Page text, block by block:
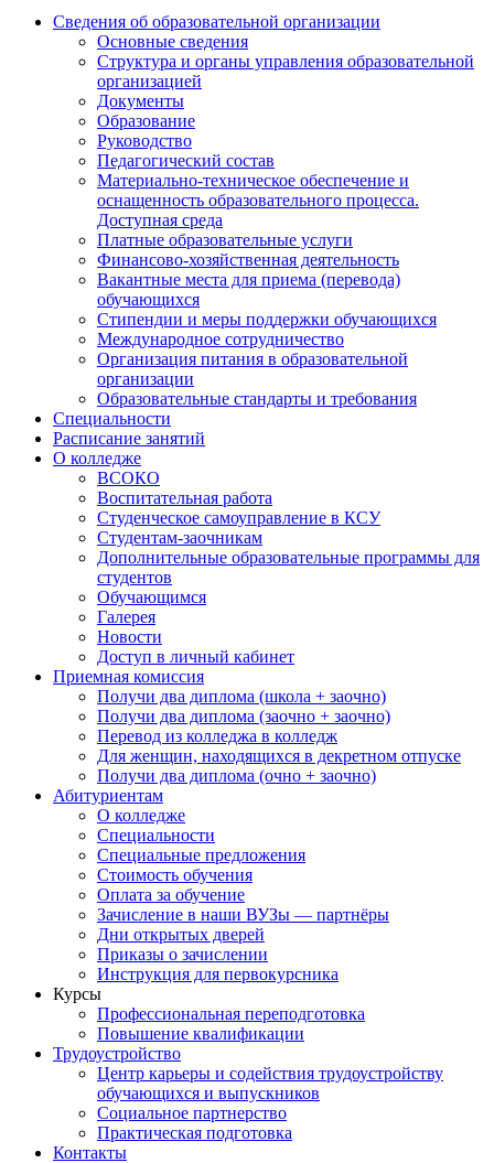
Сведения об образовательной организации
Основные сведения
Структура и органы управления образовательной
организацией
Документы
Образование
Руководство
Педагогический состав
Материально-техническое обеспечение и
оснащенность образовательного процесса.
Доступная среда
Платные образовательные услуги
Финансово-хозяйственная деятельность
Вакантные места для приема (перевода)
обучающихся
Стипендии и меры поддержки обучающихся
Международное сотрудничество
Организация питания в образовательной
организации
Образовательные стандарты и требования
Специальности
Расписание занятий
О колледже
ВСОКО
Воспитательная работа
Студенческое самоуправление в КСУ
Студентам-заочникам
Дополнительные образовательные программы для
студентов
Обучающимся
Галерея
Новости
Доступ в личный кабинет
Приемная комиссия
Получи два диплома (школа + заочно)
Получи два диплома (заочно + заочно)
Перевод из колледжа в колледж
Для женщин, находящихся в декретном отпуске
Получи два диплома (очно + заочно)
Абитуриентам
О колледже
Специальности
Специальные предложения
Стоимость обучения
Оплата за обучение
Зачисление в наши ВУЗы — партнёры
Дни открытых дверей
Приказы о зачислении
Инструкция для первокурсника
Курсы
Профессиональная переподготовка
Повышение квалификации
Трудоустройство
Центр карьеры и содействия трудоустройству
обучающихся и выпускников
Социальное партнерство
Практическая подготовка
Контакты